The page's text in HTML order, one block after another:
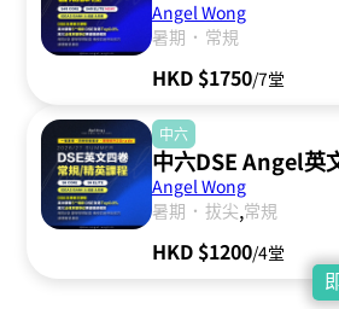
Angel Wong
暑期 ． 常規
HKD $1750/7堂
中六
中六DSE Angel英
Angel Wong
暑期 ． 拔尖,常規
HKD $1200/4堂